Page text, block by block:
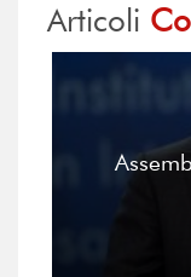
Articoli